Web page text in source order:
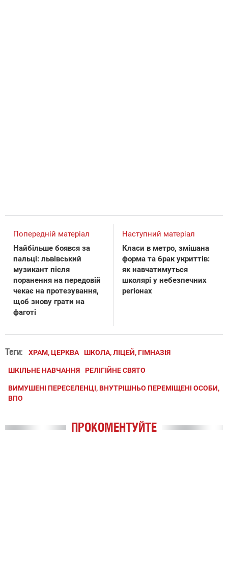
Попередній матеріал
Найбільше боявся за
пальці: львівський
музикант після
поранення на передовій
чекає на протезування,
щоб знову грати на
фаготі
Наступний матеріал
Класи в метро, змішана
форма та брак укриттів:
як навчатимуться
школярі у небезпечних
регіонах
Теги: ХРАМ, ЦЕРКВА ШКОЛА, ЛІЦЕЙ, ГІМНАЗІЯ
ШКІЛЬНЕ НАВЧАННЯ РЕЛІГІЙНЕ СВЯТО
ВИМУШЕНІ ПЕРЕСЕЛЕНЦІ, ВНУТРІШНЬО ПЕРЕМІЩЕНІ ОСОБИ,
ВПО
ПРОКОМЕНТУЙТЕ